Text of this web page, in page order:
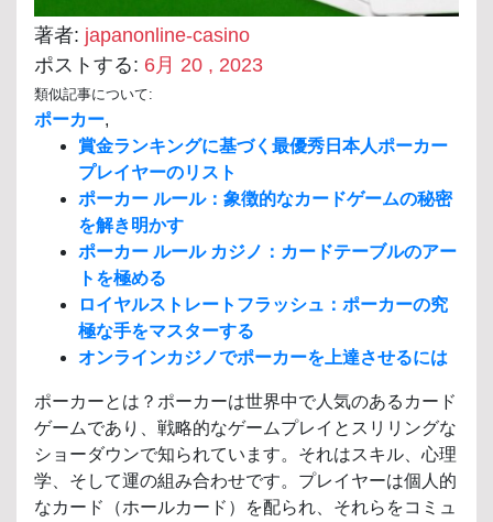
著者: japanonline-casino
ポストする: 6月 20 , 2023
類似記事について:
ポーカー,
賞金ランキングに基づく最優秀日本人ポーカー
プレイヤーのリスト
ポーカー ルール：象徴的なカードゲームの秘密
を解き明かす
ポーカー ルール カジノ：カードテーブルのアー
トを極める
ロイヤルストレートフラッシュ：ポーカーの究
極な手をマスターする
オンラインカジノでポーカーを上達させるには
ポーカーとは？ポーカーは世界中で人気のあるカード
ゲームであり、戦略的なゲームプレイとスリリングな
ショーダウンで知られています。それはスキル、心理
学、そして運の組み合わせです。プレイヤーは個人的
なカード（ホールカード）を配られ、それらをコミュ